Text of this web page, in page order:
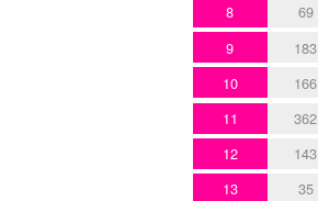
8 69
9 183
10 166
11 362
12 143
13 35